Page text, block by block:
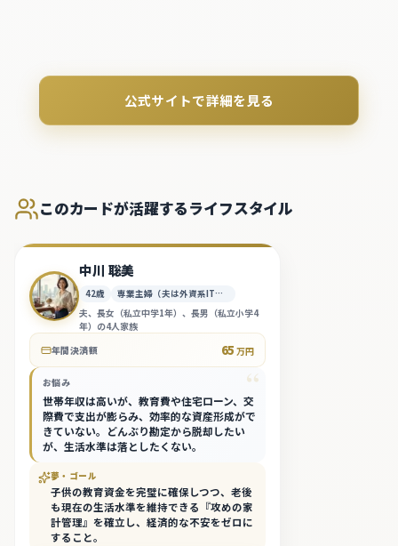
公式サイトで詳細を見る
このカードが活躍するライフスタイル
中川 聡美
42歳 専業主婦（夫は外資系IT企業役員）
夫、長女（私立中学1年）、長男（私立小学4
年）の4人家族
年間決済額
65 万円
“
お悩み
世帯年収は高いが、教育費や住宅ローン、交
際費で支出が膨らみ、効率的な資産形成がで
きていない。どんぶり勘定から脱却したい
が、生活水準は落としたくない。
夢・ゴール
子供の教育資金を完璧に確保しつつ、老後
も現在の生活水準を維持できる『攻めの家
計管理』を確立し、経済的な不安をゼロに
すること。